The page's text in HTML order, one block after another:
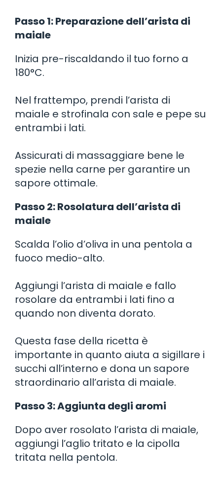
Passo 1: Preparazione dell’arista di
maiale
Inizia pre-riscaldando il tuo forno a
180°C.
Nel frattempo, prendi l’arista di
maiale e strofinala con sale e pepe su
entrambi i lati.
Assicurati di massaggiare bene le
spezie nella carne per garantire un
sapore ottimale.
Passo 2: Rosolatura dell’arista di
maiale
Scalda l’olio d’oliva in una pentola a
fuoco medio-alto.
Aggiungi l’arista di maiale e fallo
rosolare da entrambi i lati fino a
quando non diventa dorato.
Questa fase della ricetta è
importante in quanto aiuta a sigillare i
succhi all’interno e dona un sapore
straordinario all’arista di maiale.
Passo 3: Aggiunta degli aromi
Dopo aver rosolato l’arista di maiale,
aggiungi l’aglio tritato e la cipolla
tritata nella pentola.